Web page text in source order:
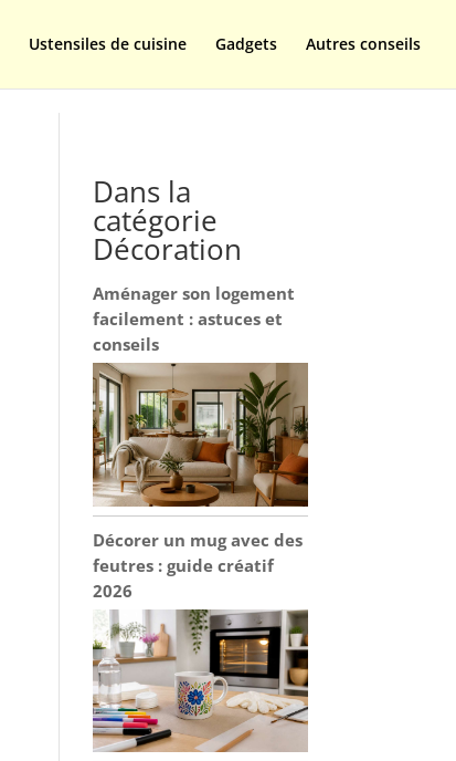
Ustensiles de cuisine Gadgets Autres conseils
Dans la
catégorie
Décoration
Aménager son logement
facilement : astuces et
conseils
Décorer un mug avec des
feutres : guide créatif
2026